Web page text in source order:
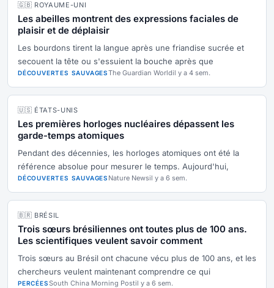
🇬🇧 ROYAUME-UNI
Les abeilles montrent des expressions faciales de
plaisir et de déplaisir
Les bourdons tirent la langue après une friandise sucrée et
secouent la tête ou s'essuient la bouche après que
DÉCOUVERTES SAUVAGESThe Guardian Worldil y a 4 sem.
🇺🇸 ÉTATS-UNIS
Les premières horloges nucléaires dépassent les
garde-temps atomiques
Pendant des décennies, les horloges atomiques ont été la
référence absolue pour mesurer le temps. Aujourd'hui,
DÉCOUVERTES SAUVAGES Nature Newsil y a 6 sem.
🇧🇷 BRÉSIL
Trois sœurs brésiliennes ont toutes plus de 100 ans.
Les scientifiques veulent savoir comment
Trois sœurs au Brésil ont chacune vécu plus de 100 ans, et les
chercheurs veulent maintenant comprendre ce qui
PERCÉESSouth China Morning Postil y a 6 sem.